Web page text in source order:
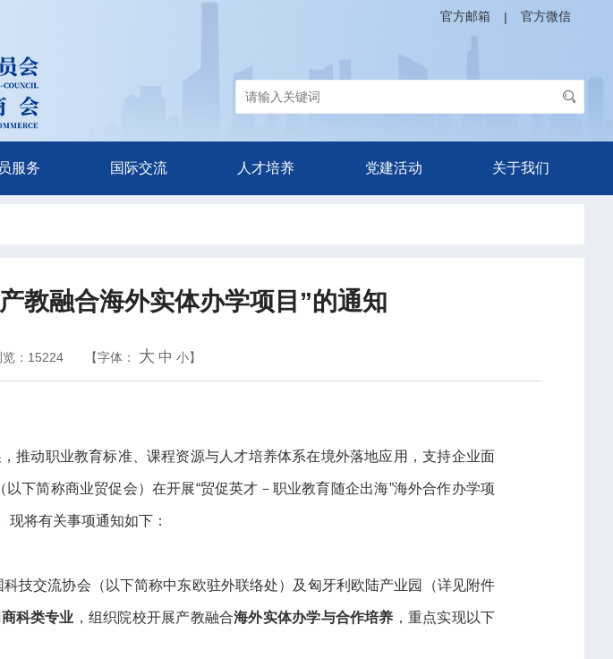
官方邮箱 | 官方微信
服务 国际交流 人才培养 党建活动 关于我们
教融合海外实体办学项目”的通知
览：15224 【字体： 大 中 小】
推动职业教育标准、课程资源与人才培养体系在境外落地应用，支持企业面
下简称商业贸促会）在开展“贸促英才－职业教育随企出海”海外合作办学项
将有关事项通知如下：
技交流协会（以下简称中东欧驻外联络处）及匈牙利欧陆产业园（详见附件
科类专业 ，组织院校开展产教融合海外实体办学与合作培养 ，重点实现以下